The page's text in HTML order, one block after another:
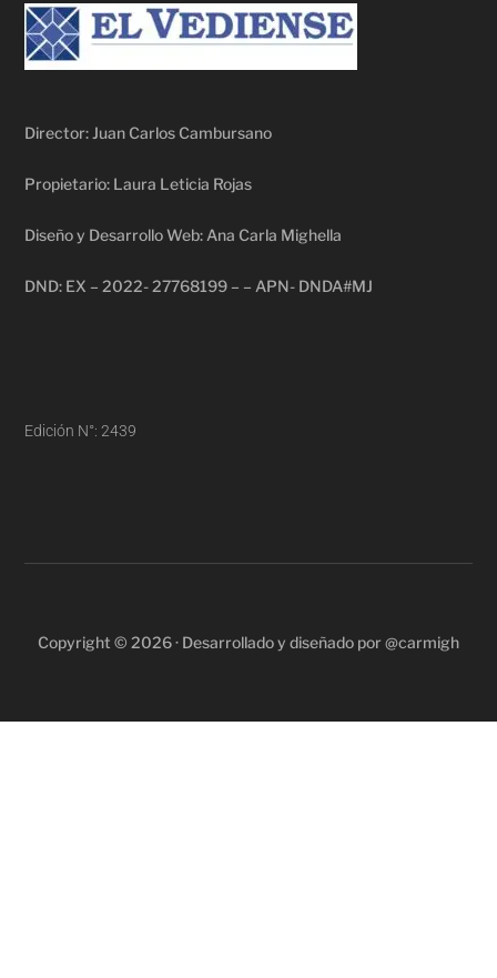
Director: Juan Carlos Cambursano
Propietario: Laura Leticia Rojas
Diseño y Desarrollo Web: Ana Carla Mighella
DND: EX – 2022- 27768199 – – APN- DNDA#MJ
Edición N°: 2439
Copyright © 2026 · Desarrollado y diseñado por @carmigh